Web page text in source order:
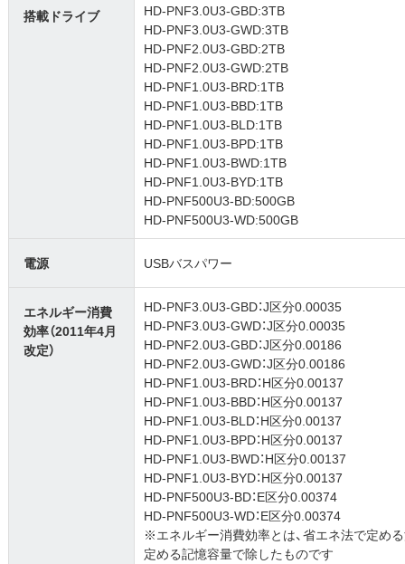
搭載ドライブ
HD-PNF3.0U3-GBD:3TB
HD-PNF3.0U3-GWD:3TB
HD-PNF2.0U3-GBD:2TB
HD-PNF2.0U3-GWD:2TB
HD-PNF1.0U3-BRD:1TB
HD-PNF1.0U3-BBD:1TB
HD-PNF1.0U3-BLD:1TB
HD-PNF1.0U3-BPD:1TB
HD-PNF1.0U3-BWD:1TB
HD-PNF1.0U3-BYD:1TB
HD-PNF500U3-BD:500GB
HD-PNF500U3-WD:500GB
電源 USBバスパワー
エネルギー消費
効率（2011年4月
改定）
HD-PNF3.0U3-GBD：J区分0.00035
HD-PNF3.0U3-GWD：J区分0.00035
HD-PNF2.0U3-GBD：J区分0.00186
HD-PNF2.0U3-GWD：J区分0.00186
HD-PNF1.0U3-BRD：H区分0.00137
HD-PNF1.0U3-BBD：H区分0.00137
HD-PNF1.0U3-BLD：H区分0.00137
HD-PNF1.0U3-BPD：H区分0.00137
HD-PNF1.0U3-BWD：H区分0.00137
HD-PNF1.0U3-BYD：H区分0.00137
HD-PNF500U3-BD：E区分0.00374
HD-PNF500U3-WD：E区分0.00374
※エネルギー消費効率とは、省エネ法で定め
定める記憶容量で除したものです